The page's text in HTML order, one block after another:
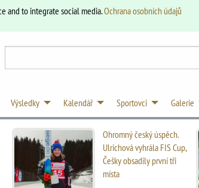
and to integrate social media.Ochrana osobních údajů
Výsledky Kalendář Sportovci Galerie
Ohromný český úspěch.
Ulrichová vyhrála FIS Cup,
Češky obsadily první tři
místa